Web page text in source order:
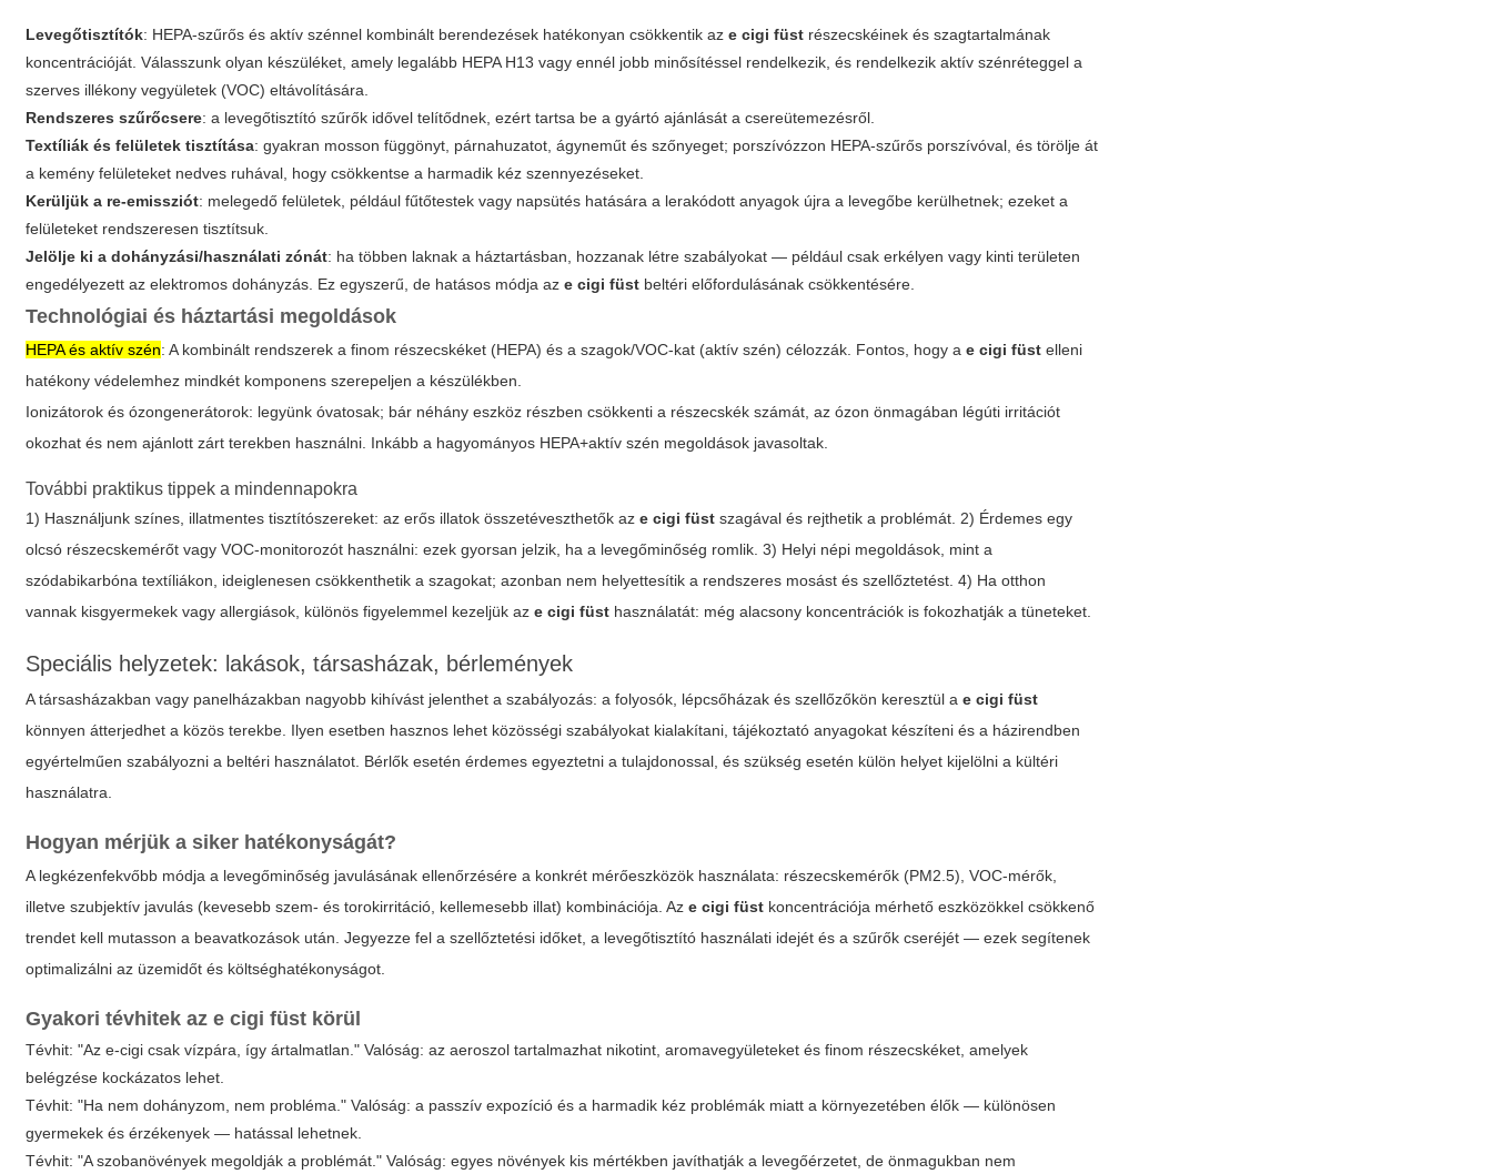
Levegőtisztítók: HEPA-szűrős és aktív szénnel kombinált berendezések hatékonyan csökkentik aze cigi füst részecskéinek és szagtartalmának
koncentrációját. Válasszunk olyan készüléket, amely legalább HEPA H13 vagy ennél jobb minősítéssel rendelkezik, és rendelkezik aktív szénréteggel a
szerves illékony vegyületek (VOC) eltávolítására.
Rendszeres szűrőcsere: a levegőtisztító szűrők idővel telítődnek, ezért tartsa be a gyártó ajánlását a csereütemezésről.
Textíliák és felületek tisztítása: gyakran mosson függönyt, párnahuzatot, ágyneműt és szőnyeget; porszívózzon HEPA-szűrős porszívóval, és törölje át
a kemény felületeket nedves ruhával, hogy csökkentse a harmadik kéz szennyezéseket.
Kerüljük a re-emissziót: melegedő felületek, például fűtőtestek vagy napsütés hatására a lerakódott anyagok újra a levegőbe kerülhetnek; ezeket a
felületeket rendszeresen tisztítsuk.
Jelölje ki a dohányzási/használati zónát: ha többen laknak a háztartásban, hozzanak létre szabályokat — például csak erkélyen vagy kinti területen
engedélyezett az elektromos dohányzás. Ez egyszerű, de hatásos módja aze cigi füst beltéri előfordulásának csökkentésére.
Technológiai és háztartási megoldások
HEPA és aktív szén: A kombinált rendszerek a finom részecskéket (HEPA) és a szagok/VOC-kat (aktív szén) célozzák. Fontos, hogy ae cigi füst elleni
hatékony védelemhez mindkét komponens szerepeljen a készülékben.
Ionizátorok és ózongenerátorok: legyünk óvatosak; bár néhány eszköz részben csökkenti a részecskék számát, az ózon önmagában légúti irritációt
okozhat és nem ajánlott zárt terekben használni. Inkább a hagyományos HEPA+aktív szén megoldások javasoltak.
További praktikus tippek a mindennapokra
1) Használjunk színes, illatmentes tisztítószereket: az erős illatok összetéveszthetők aze cigi füst szagával és rejthetik a problémát. 2) Érdemes egy
olcsó részecskemérőt vagy VOC-monitorozót használni: ezek gyorsan jelzik, ha a levegőminőség romlik. 3) Helyi népi megoldások, mint a
szódabikarbóna textíliákon, ideiglenesen csökkenthetik a szagokat; azonban nem helyettesítik a rendszeres mosást és szellőztetést. 4) Ha otthon
vannak kisgyermekek vagy allergiások, különös figyelemmel kezeljük aze cigi füst használatát: még alacsony koncentrációk is fokozhatják a tüneteket.
Speciális helyzetek: lakások, társasházak, bérlemények
A társasházakban vagy panelházakban nagyobb kihívást jelenthet a szabályozás: a folyosók, lépcsőházak és szellőzőkön keresztül ae cigi füst
könnyen átterjedhet a közös terekbe. Ilyen esetben hasznos lehet közösségi szabályokat kialakítani, tájékoztató anyagokat készíteni és a házirendben
egyértelműen szabályozni a beltéri használatot. Bérlők esetén érdemes egyeztetni a tulajdonossal, és szükség esetén külön helyet kijelölni a kültéri
használatra.
Hogyan mérjük a siker hatékonyságát?
A legkézenfekvőbb módja a levegőminőség javulásának ellenőrzésére a konkrét mérőeszközök használata: részecskemérők (PM2.5), VOC-mérők,
illetve szubjektív javulás (kevesebb szem- és torokirritáció, kellemesebb illat) kombinációja. Aze cigi füst koncentrációja mérhető eszközökkel csökkenő
trendet kell mutasson a beavatkozások után. Jegyezze fel a szellőztetési időket, a levegőtisztító használati idejét és a szűrők cseréjét — ezek segítenek
optimalizálni az üzemidőt és költséghatékonyságot.
Gyakori tévhitek aze cigi füst körül
Tévhit: "Az e-cigi csak vízpára, így ártalmatlan." Valóság: az aeroszol tartalmazhat nikotint, aromavegyületeket és finom részecskéket, amelyek
belégzése kockázatos lehet.
Tévhit: "Ha nem dohányzom, nem probléma." Valóság: a passzív expozíció és a harmadik kéz problémák miatt a környezetében élők — különösen
gyermekek és érzékenyek — hatással lehetnek.
Tévhit: "A szobanövények megoldják a problémát." Valóság: egyes növények kis mértékben javíthatják a levegőérzetet, de önmagukban nem